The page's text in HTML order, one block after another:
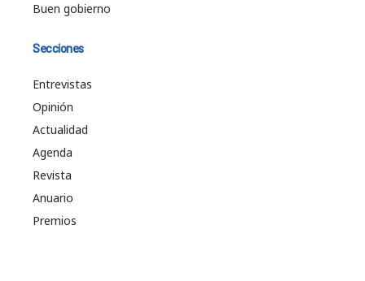
Buen gobierno
Secciones
Entrevistas
Opinión
Actualidad
Agenda
Revista
Anuario
Premios